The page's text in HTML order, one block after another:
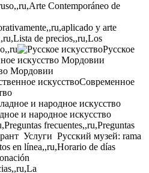
Contemporáneo de
y arte
de precios,,ru,Los
Русское
Мордовии
Современное
и народное искусство
frecuentes,,ru,Preguntas
Услуги Русский музей: rama
en línea,,ru,Horario de días